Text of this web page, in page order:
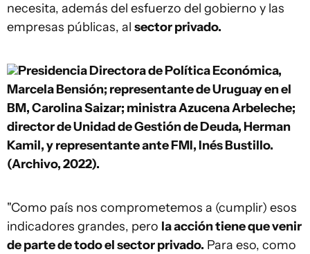
necesita, además del esfuerzo del gobierno y las
empresas públicas, al sector privado.
PresidenciaDirectora de Política Económica,
Marcela Bensión; representante de Uruguay en el
BM, Carolina Saizar; ministra Azucena Arbeleche;
director de Unidad de Gestión de Deuda, Herman
Kamil, y representante ante FMI, Inés Bustillo.
(Archivo, 2022).
"Como país nos comprometemos a (cumplir) esos
indicadores grandes, pero la acción tiene que venir
de parte de todo el sector privado. Para eso, como